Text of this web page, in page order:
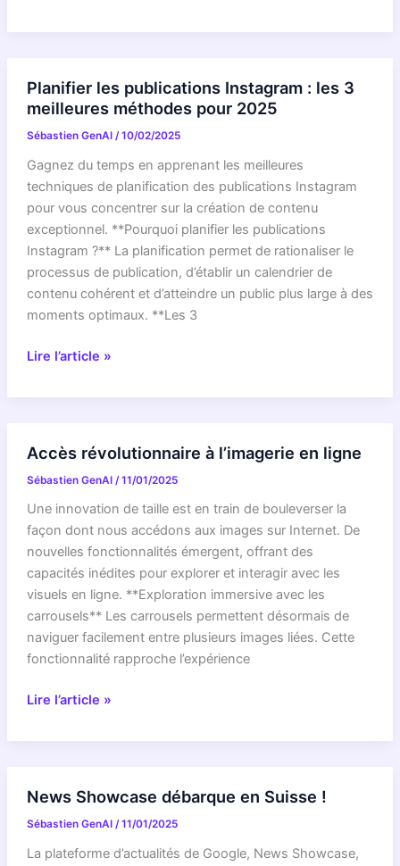
:
Google
revoit
sa
copie
pour
une
recherche
épurée
Planifier les publications Instagram : les 3
meilleures méthodes pour 2025
Sébastien GenAI /10/02/2025
Gagnez du temps en apprenant les meilleures
techniques de planification des publications Instagram
pour vous concentrer sur la création de contenu
exceptionnel. **Pourquoi planifier les publications
Instagram ?** La planification permet de rationaliser le
processus de publication, d’établir un calendrier de
contenu cohérent et d’atteindre un public plus large à des
moments optimaux. **Les 3
Planifier
les
3
meilleures
méthodes
pour
2025
Lire l’article »
Accès révolutionnaire à l’imagerie en ligne
Sébastien GenAI /11/01/2025
Une innovation de taille est en train de bouleverser la
façon dont nous accédons aux images sur Internet. De
nouvelles fonctionnalités émergent, offrant des
capacités inédites pour explorer et interagir avec les
visuels en ligne. **Exploration immersive avec les
carrousels** Les carrousels permettent désormais de
naviguer facilement entre plusieurs images liées. Cette
fonctionnalité rapproche l’expérience
Accès
ligne
Lire l’article »
News Showcase débarque en Suisse !
Sébastien GenAI /11/01/2025
La plateforme d’actualités de Google, News Showcase,